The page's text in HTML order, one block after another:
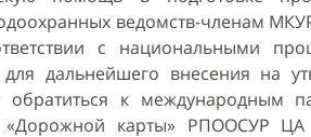
ведомств-членам
с национальными
дальнейшего внесения на
к международным
«Дорожной карты» РПООСУР